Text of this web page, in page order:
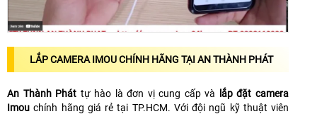
LẮP CAMERA IMOU CHÍNH HÃNG TẠI AN THÀNH PHÁT
An Thành Phát tự hào là đơn vị cung cấp và
lắp đặt camera
Imou chính hãng giá rẻ tại TP.HCM. Với đội ngũ kỹ thuật viên